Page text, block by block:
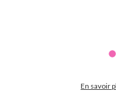
En savoir